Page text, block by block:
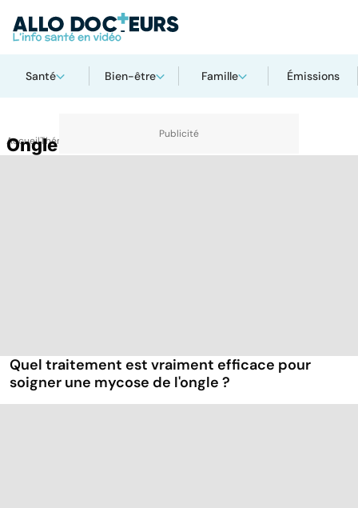
Santé Bien-être Famille Émissions
AccueilThématiques
Ongle
Quel traitement est vraiment efficace pour
soigner une mycose de l'ongle ?